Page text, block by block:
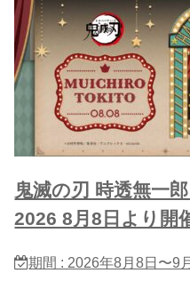
鬼滅の刃 時透無一
2026 8月8日より開
期間 : 2026年8月8日〜9